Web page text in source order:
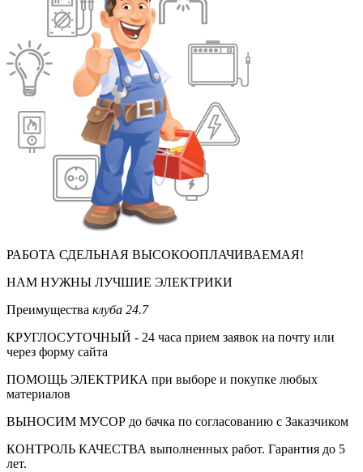
РАБОТА СДЕЛЬНАЯ ВЫСОКООПЛАЧИВАЕМАЯ!
НАМ НУЖНЫ ЛУЧШИЕ ЭЛЕКТРИКИ
Преимущества клуба 24.7
КРУГЛОСУТОЧНЫЙ - 24 часа прием заявок на почту или
через форму сайта
ПОМОЩЬ ЭЛЕКТРИКА при выборе и покупке любых
материалов
ВЫНОСИМ МУСОР до бачка по согласованию с Заказчиком
КОНТРОЛЬ КАЧЕСТВА выполненных работ. Гарантия до 5
лет.